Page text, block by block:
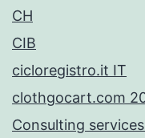
CH
CIB
cicloregistro.it IT
clothgocart.com
Consulting